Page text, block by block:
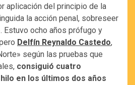
aplicación del principio de la
la acción penal, sobreseer
Estuvo ocho años prófugo y
Delfín Reynaldo Castedo,
según las pruebas que
consiguió cuatro
en los últimos dos años